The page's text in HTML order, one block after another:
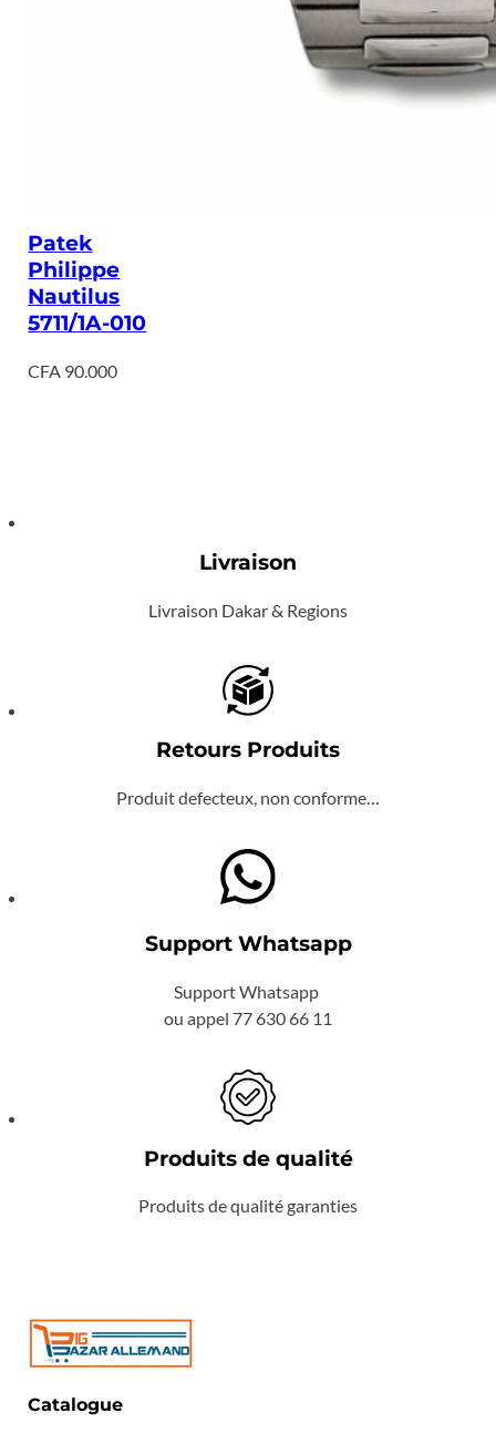
Patek
Philippe
Nautilus
5711/1A-010
CFA 90.000
Livraison
Livraison Dakar & Regions
Retours Produits
Produit defecteux, non conforme…
Support Whatsapp
Support Whatsapp
ou appel 77 630 66 11
Produits de qualité
Produits de qualité garanties
Catalogue